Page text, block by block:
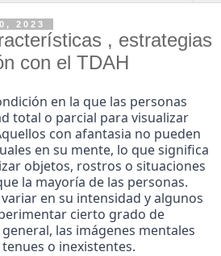
2023
, estrategias
con el TDAH
en la que las personas
total o parcial para visualizar
con afantasia no pueden
en su mente, lo que significa
objetos, rostros o situaciones
la mayoría de las personas.
en su intensidad y algunos
cierto grado de
las imágenes mentales
o inexistentes.